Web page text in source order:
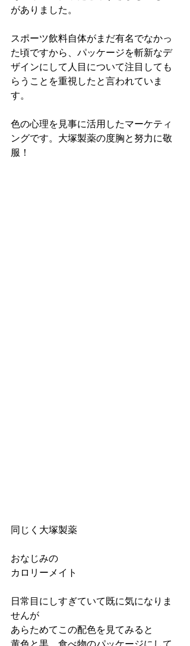
がありました。
スポーツ飲料自体がまだ有名でなかっ
た頃ですから、パッケージを斬新なデ
ザインにして人目について注目しても
らうことを重視したと言われていま
す。
色の心理を見事に活用したマーケティ
ングです。大塚製薬の度胸と努力に敬
服！
同じく大塚製薬
おなじみの
カロリーメイト
日常目にしすぎていて既に気になりま
せんが
あらためてこの配色を見てみると